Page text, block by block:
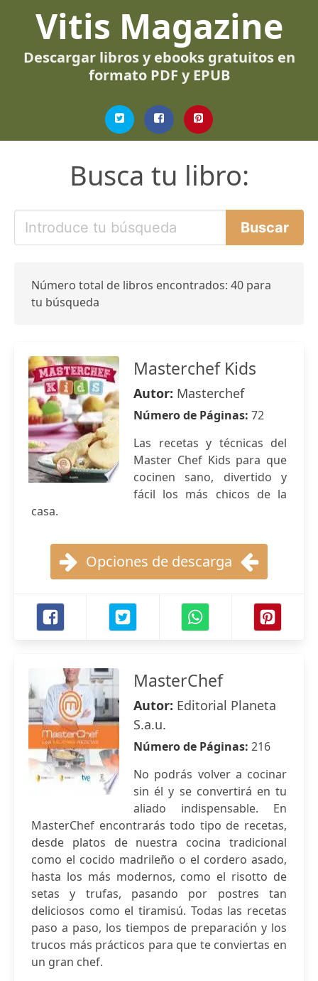
Vitis Magazine
Descargar libros y ebooks gratuitos en
formato PDF y EPUB
Busca tu libro:
Número total de libros encontrados: 40 para
tu búsqueda
Masterchef Kids
Autor: Masterchef
Número de Páginas: 72
Las recetas y técnicas del
Master Chef Kids para que
cocinen sano, divertido y
fácil los más chicos de la
casa.
Opciones de descarga
MasterChef
Autor: Editorial Planeta
S.a.u.
Número de Páginas: 216
No podrás volver a cocinar
sin él y se convertirá en tu
aliado indispensable. En
MasterChef encontrarás todo tipo de recetas,
desde platos de nuestra cocina tradicional
como el cocido madrileño o el cordero asado,
hasta los más modernos, como el risotto de
setas y trufas, pasando por postres tan
deliciosos como el tiramisú. Todas las recetas
paso a paso, los tiempos de preparación y los
trucos más prácticos para que te conviertas en
un gran chef.